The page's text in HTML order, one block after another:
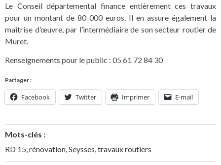
Le Conseil départemental finance entièrement ces travaux
pour un montant de 80 000 euros. Il en assure également la
maîtrise d’œuvre, par l’intermédiaire de son secteur routier de
Muret.
Renseignements pour le public : 05 61 72 84 30
Partager :
Facebook Twitter Imprimer E-mail
Mots-clés :
RD 15 rénovation Seysses travaux routiers